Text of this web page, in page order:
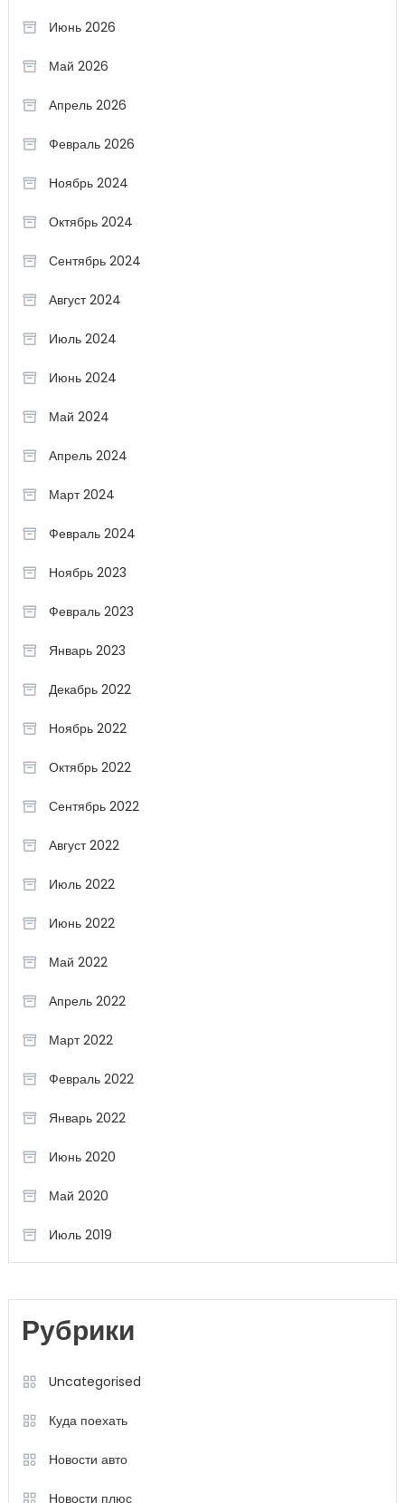
Июнь 2026
Май 2026
Апрель 2026
Февраль 2026
Ноябрь 2024
Октябрь 2024
Сентябрь 2024
Август 2024
Июль 2024
Июнь 2024
Май 2024
Апрель 2024
Март 2024
Февраль 2024
Ноябрь 2023
Февраль 2023
Январь 2023
Декабрь 2022
Ноябрь 2022
Октябрь 2022
Сентябрь 2022
Август 2022
Июль 2022
Июнь 2022
Май 2022
Апрель 2022
Март 2022
Февраль 2022
Январь 2022
Июнь 2020
Май 2020
Июль 2019
Рубрики
Uncategorised
Куда поехать
Новости авто
Новости плюс